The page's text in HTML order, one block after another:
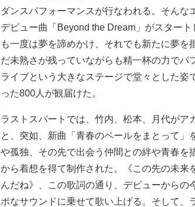
ダンスパフォーマンスが行なわれる。そん
デビュー曲「Beyond the Dream」がスター
も一度は夢を諦めかけ、それでも新たに夢を
だ未熟さが残っていながらも精一杯の力でパ
ライブという大きなステージで堂々とした姿
った800人が観届けた。
ラストスパートでは、竹内、松本、月代がア
と、突如、新曲「青春のベールをまとって
や孤独、その先で出会う仲間との絆や青春を
から着想を得て制作された。《この先の未来
んだね》、この歌詞の通り、デビューから
ポなサウンドに乗せて歌い上げる。そして、